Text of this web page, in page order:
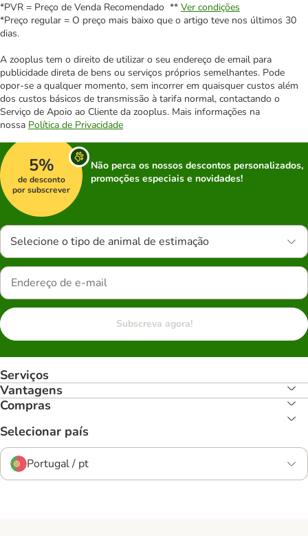
*PVR = Preço de Venda Recomendado ** Ver condições
*Preço regular = O preço mais baixo que o artigo teve nos últimos 30
dias.
A zooplus tem o direito de utilizar o seu endereço de email para
publicidade direta de bens ou serviços próprios semelhantes. Pode
opor-se a qualquer momento, sem incorrer em quaisquer custos além
dos custos básicos de transmissão à tarifa normal, contactando o
Serviço de Apoio ao Cliente da zooplus. Mais informações na
nossa Política de Privacidade
5%
de desconto
por subscrever
Não perca os nossos descontos personalizados,
promoções especiais e novidades!
Selecione o tipo de animal de estimação
Subscreva agora!
Serviços
Vantagens
Compras
Selecionar país
Portugal / pt